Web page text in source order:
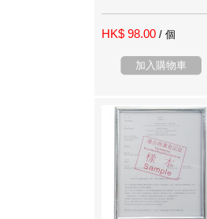
HK$ 98.00 / 個
加入購物車